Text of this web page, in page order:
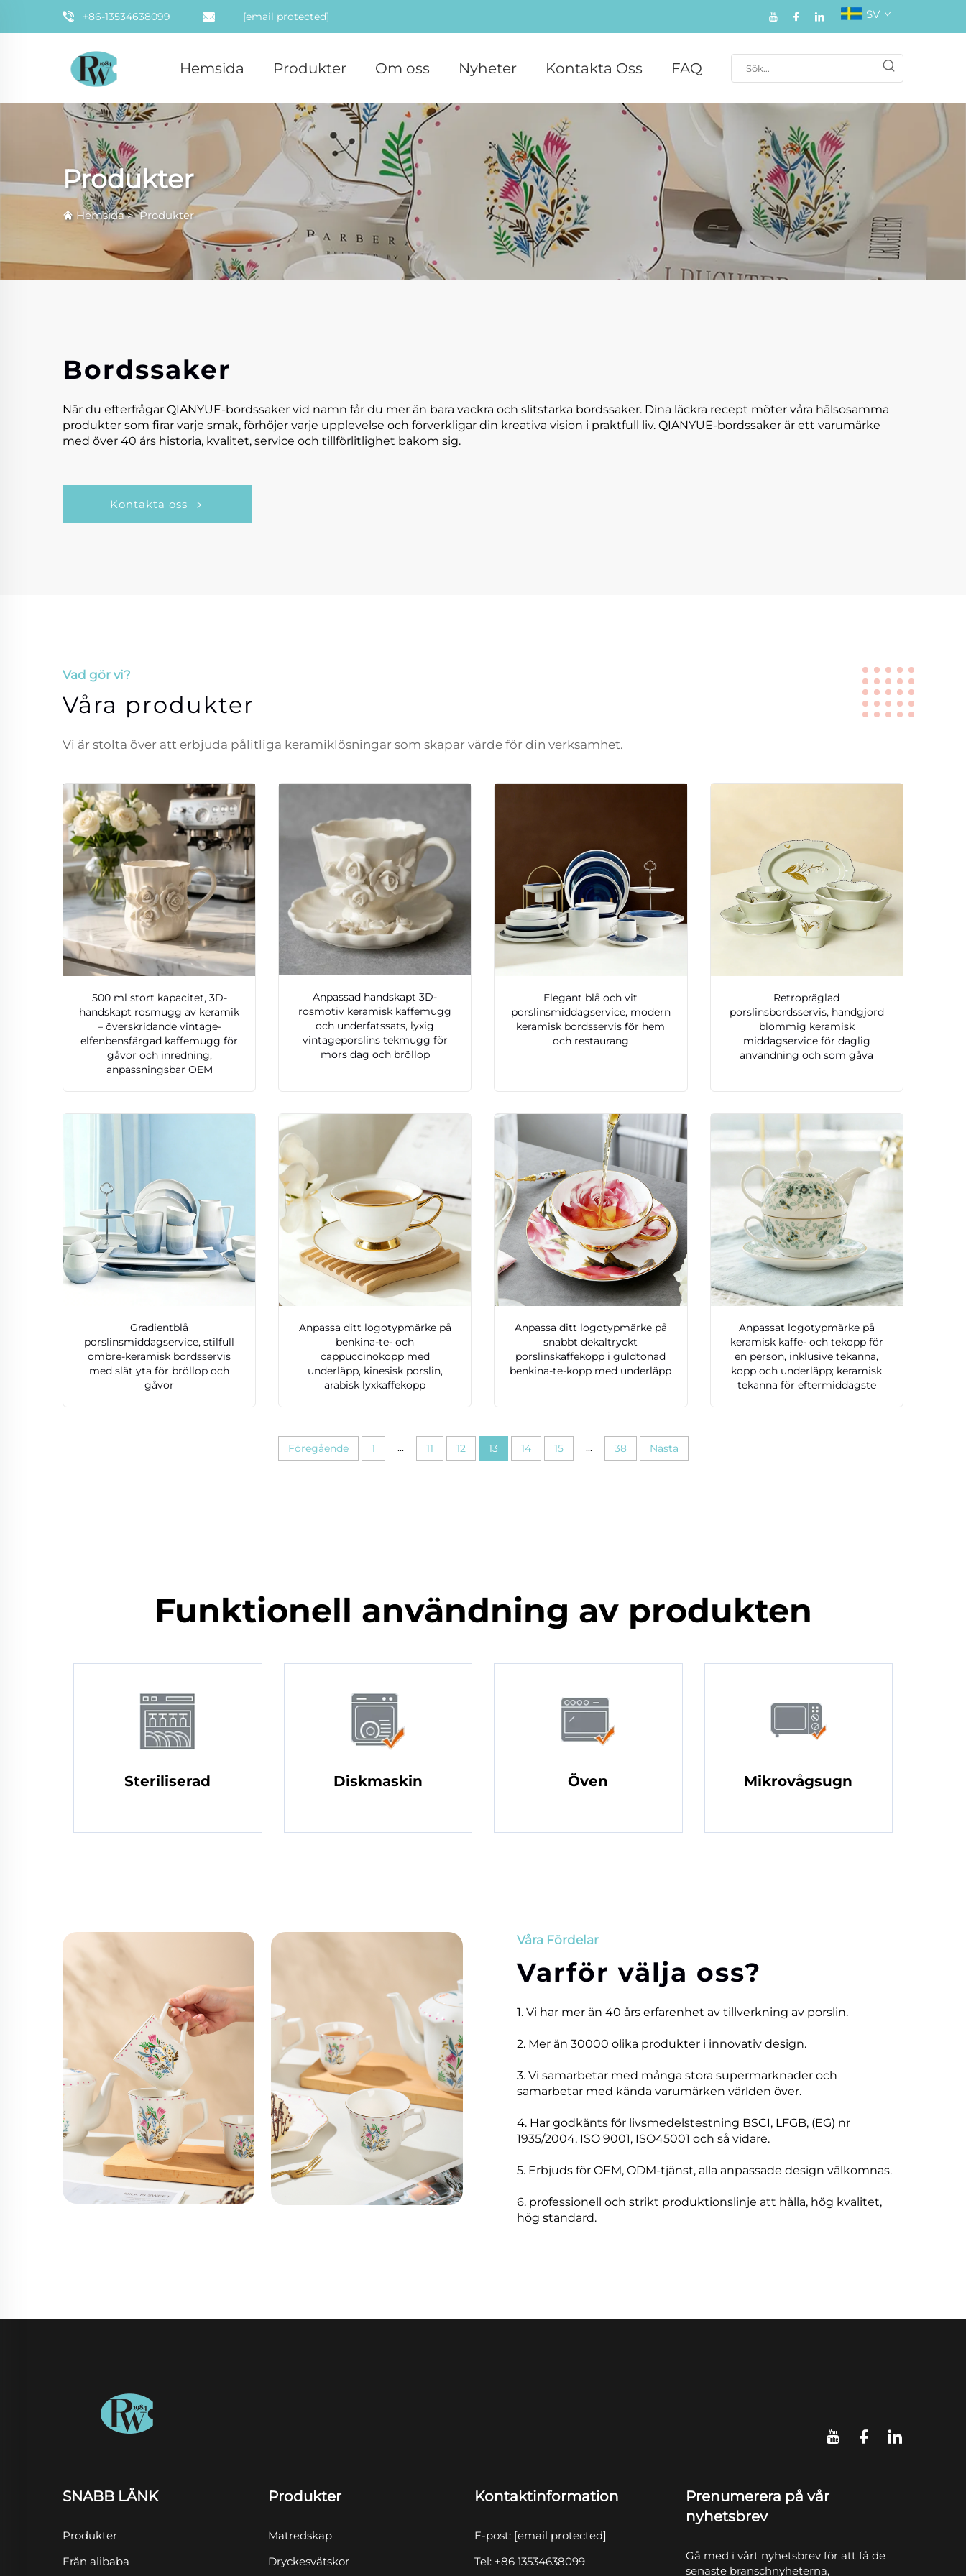
+86-13534638099 [email protected] SV
Hemsida Produkter Om oss Nyheter Kontakta Oss FAQ
Produkter
Hemsida>Produkter
Bordssaker
När du efterfrågar QIANYUE-bordssaker vid namn får du mer än bara vackra och slitstarka bordssaker. Dina läckra recept möter våra hälsosamma
produkter som firar varje smak, förhöjer varje upplevelse och förverkligar din kreativa vision i praktfull liv. QIANYUE-bordssaker är ett varumärke
med över 40 års historia, kvalitet, service och tillförlitlighet bakom sig.
Kontakta oss
Vad gör vi?
Våra produkter
Vi är stolta över att erbjuda pålitliga keramiklösningar som skapar värde för din verksamhet.
500 ml stort kapacitet, 3D-
handskapt rosmugg av keramik
– överskridande vintage-
elfenbensfärgad kaffemugg för
gåvor och inredning,
anpassningsbar OEM
Anpassad handskapt 3D-
rosmotiv keramisk kaffemugg
och underfatssats, lyxig
vintageporslins tekmugg för
mors dag och bröllop
Elegant blå och vit
porslinsmiddagservice, modern
keramisk bordsservis för hem
och restaurang
Retropräglad
porslinsbordsservis, handgjord
blommig keramisk
middagservice för daglig
användning och som gåva
Gradientblå
porslinsmiddagservice, stilfull
ombre-keramisk bordsservis
med slät yta för bröllop och
gåvor
Anpassa ditt logotypmärke på
benkina-te- och
cappuccinokopp med
underläpp, kinesisk porslin,
arabisk lyxkaffekopp
Anpassa ditt logotypmärke på
snabbt dekaltryckt
porslinskaffekopp i guldtonad
benkina-te-kopp med underläpp
Anpassat logotypmärke på
keramisk kaffe- och tekopp för
en person, inklusive tekanna,
kopp och underläpp; keramisk
tekanna för eftermiddagste
Föregående 1 ... 11 12 13 14 15 ... 38 Nästa
Funktionell användning av produkten
Steriliserad Diskmaskin Öven Mikrovågsugn
Våra Fördelar
Varför välja oss?
1. Vi har mer än 40 års erfarenhet av tillverkning av porslin.
2. Mer än 30000 olika produkter i innovativ design.
3. Vi samarbetar med många stora supermarknader och
samarbetar med kända varumärken världen över.
4. Har godkänts för livsmedelstestning BSCI, LFGB, (EG) nr
1935/2004, ISO 9001, ISO45001 och så vidare.
5. Erbjuds för OEM, ODM-tjänst, alla anpassade design välkomnas.
6. professionell och strikt produktionslinje att hålla, hög kvalitet,
hög standard.
SNABB LÄNK
Produkter
Från alibaba
Produkter
Matredskap
Dryckesvätskor
Kontaktinformation
E-post: [email protected]
Tel: +86 13534638099
Prenumerera på vår
nyhetsbrev
Gå med i vårt nyhetsbrev för att få de
senaste branschnyheterna,